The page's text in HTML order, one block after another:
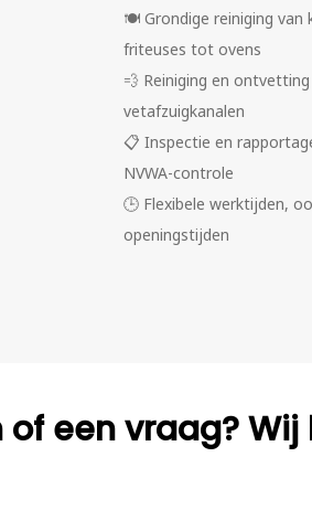
🍽️ Grondige reiniging van
friteuses tot ovens
💨 Reiniging en
vetafzuigkanalen
📋 Inspectie en
NVWA-controle
🕒 Flexibele werktijden,
openingstijden
een vraag?